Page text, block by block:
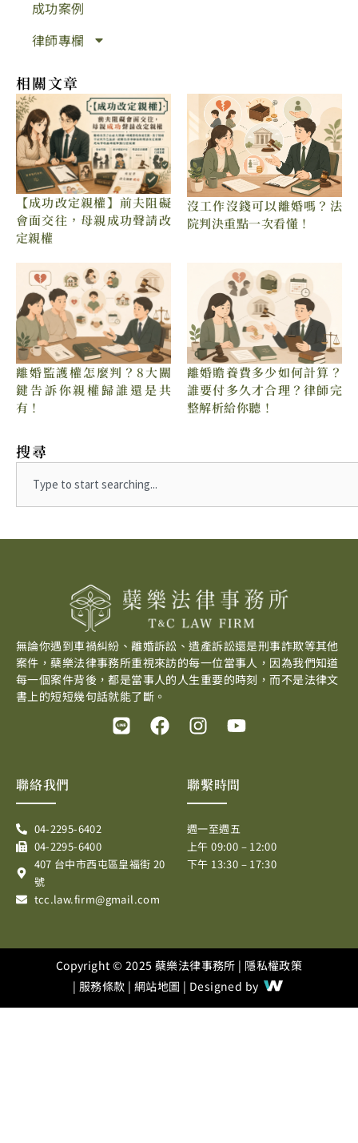
成功案例
律師專欄
相關文章
【成功改定親權】前夫阻礙
會面交往，母親成功聲請改
定親權
沒工作沒錢可以離婚嗎？法
院判決重點一次看懂！
離婚監護權怎麼判？8大關
鍵告訴你親權歸誰還是共
有！
離婚贍養費多少如何計算？
誰要付多久才合理？律師完
整解析給你聽！
搜尋
無論你遇到車禍糾紛、離婚訴訟、遺產訴訟還是刑事詐欺等其他
案件，蘗樂法律事務所重視來訪的每一位當事人，因為我們知道
每一個案件背後，都是當事人的人生重要的時刻，而不是法律文
書上的短短幾句話就能了斷。
L
F
k
I
t
a
r
a
Y
t
b
e
聯繫時間
週一至週五
上午 09:00 – 12:00
下午 13:30 – 17:30
聯絡我們
04-2295-6402
04-2295-6400
407 台中市西屯區皇福街 20
號
tcc.law.firm@gmail.com
Copyright © 2025 蘗樂法律事務所 | 隱私權政策
| 服務條款 | 網站地圖 | Designed by